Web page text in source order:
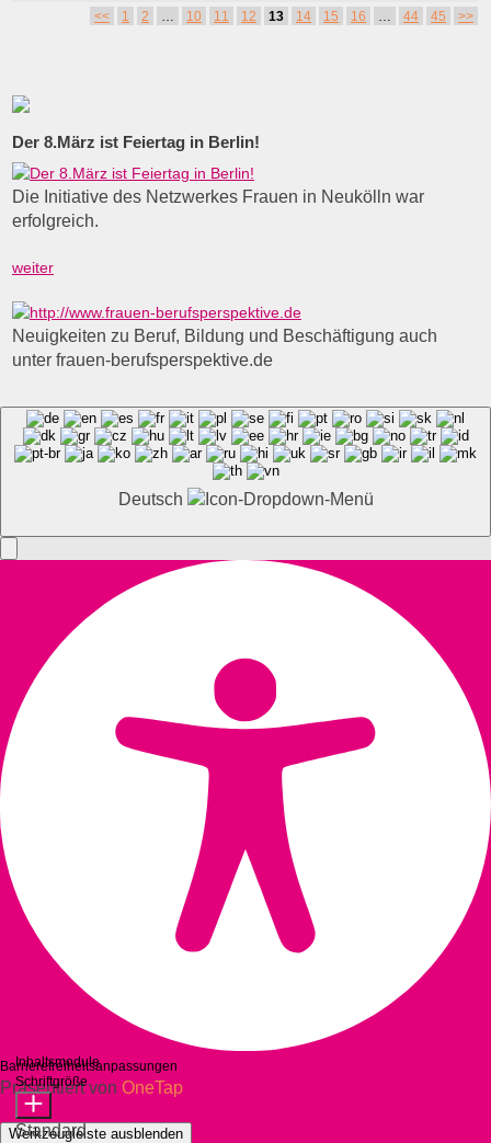
Artikelnavigation
<< 1 2 10 11 12 13 14 15 16 44 45 >>
Der 8.März ist Feiertag in Berlin!
Die Initiative des Netzwerkes Frauen in Neukölln war
erfolgreich.
weiter
Neuigkeiten zu Beruf, Bildung und Beschäftigung auch
unter frauen-berufsperspektive.de
Deutsch
Barrierefreiheitsanpassungen
Präsentiert von OneTap
Werkzeugleiste ausblenden
Inhaltsmodule
Schriftgröße
Standard